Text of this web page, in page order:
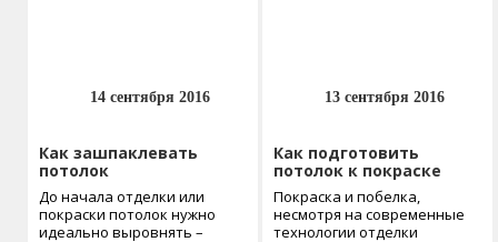
14 сентября 2016
Как зашпаклевать
потолок
До начала отделки или
покраски потолок нужно
идеально выровнять –
13 сентября 2016
Как подготовить
потолок к покраске
Покраска и побелка,
несмотря на современные
технологии отделки